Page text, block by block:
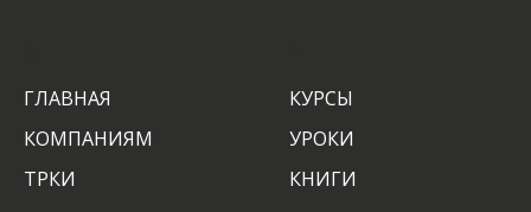
ГЛАВНАЯ
КОМПАНИЯМ
ТРКИ
КУРСЫ
УРОКИ
КНИГИ